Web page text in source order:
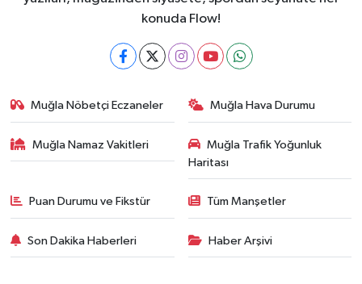
konuda Flow!
Muğla Nöbetçi Eczaneler Muğla Hava Durumu
Muğla Namaz Vakitleri
Muğla Trafik Yoğunluk
Haritası
Puan Durumu ve Fikstür Tüm Manşetler
Son Dakika Haberleri Haber Arşivi